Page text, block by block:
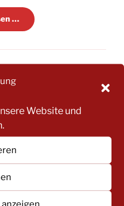
Website und
…
ZUR WAHL DES